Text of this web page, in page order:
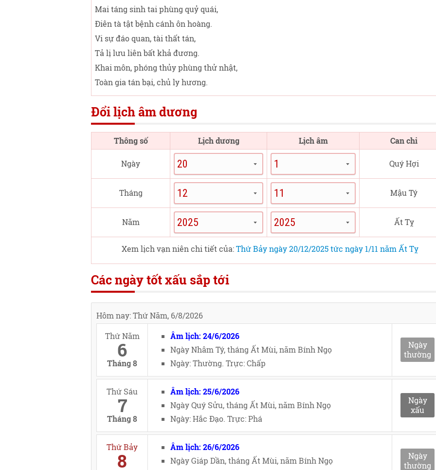
Mai táng sinh tai phùng quỷ quái,
Điên tà tật bệnh cánh ôn hoàng.
Vi sự đáo quan, tài thất tán,
Tả lị lưu liên bất khả đương.
Khai môn, phóng thủy phùng thử nhật,
Toàn gia tán bại, chủ ly hương.
Đổi lịch âm dương
Thông số Lịch dương Lịch âm Can chi
Ngày Quý Hợi
Tháng Mậu Tý
Năm Ất Tỵ
Xem lịch vạn niên chi tiết của:Thứ Bảy ngày 20/12/2025 tức ngày 1/11 năm Ất Tỵ
Các ngày tốt xấu sắp tới
Hôm nay: Thứ Năm, 6/8/2026
Thứ Năm
6
Tháng 8
Âm lịch: 24/6/2026
Ngày Nhâm Tý, tháng Ất Mùi, năm Bính Ngọ
Ngày: Thường. Trực: Chấp
Ngày
thường
Thứ Sáu
7
Tháng 8
Âm lịch: 25/6/2026
Ngày Quý Sửu, tháng Ất Mùi, năm Bính Ngọ
Ngày: Hắc Đạo. Trực: Phá
Ngày
xấu
Thứ Bảy
8
Âm lịch: 26/6/2026
Ngày Giáp Dần, tháng Ất Mùi, năm Bính Ngọ
Ngày
thường